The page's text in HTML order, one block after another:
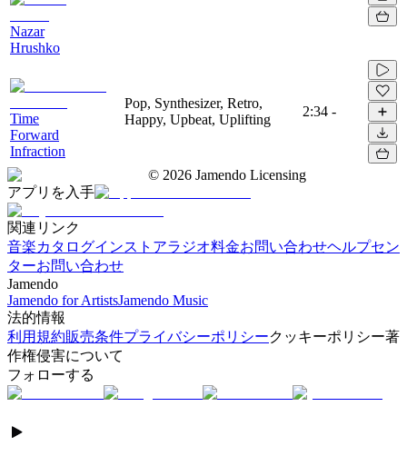
Nazar
Hrushko
Time
Forward
Infraction
Pop, Synthesizer, Retro,
Happy, Upbeat, Uplifting
2:34 -
© 2026 Jamendo Licensing
アプリを入手
関連リンク
音楽カタログインストアラジオ料金お問い合わせヘルプセン
ターお問い合わせ
Jamendo
Jamendo for ArtistsJamendo Music
法的情報
利用規約販売条件プライバシーポリシークッキーポリシー著
作権侵害について
フォローする